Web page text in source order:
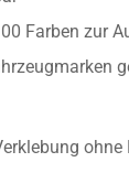
Farben zur